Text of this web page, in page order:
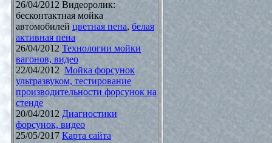
26/04/2012 Видеоролик:
бесконтактная мойка
автомобилей цветная пена, белая
активная пена
26/04/2012 Технологии мойки
вагонов, видео
22/04/2012 Мойка форсунок
ультразвуком, тестирование
производительности форсунок на
стенде
20/04/2012 Диагностики
форсунок, видео
25/05/2017 Карта сайта